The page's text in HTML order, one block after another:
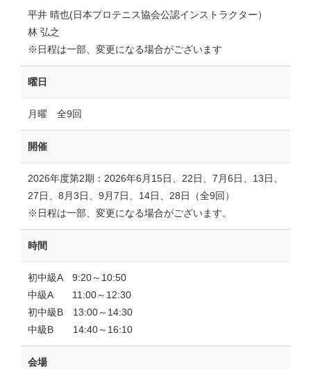
平井 晴也(日本プロテニス協会公認インストラクター）
林 弘之
※日程は一部、変更になる場合がございます
曜日
月曜 全9回
開催
2026年度第2期：2026年6月15日、22日、7月6日、13日、
27日、8月3日、9月7日、14日、28日（全9回）
※日程は一部、変更になる場合がございます。
時間
初中級A 9:20～10:50
中級A 11:00～12:30
初中級B 13:00～14:30
中級B 14:40～16:10
会場